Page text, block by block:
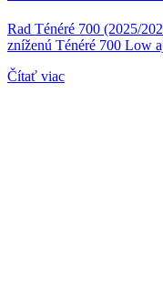
Rad Ténéré 700 (2025/
zníženú Ténéré 700 Low
Čítať viac